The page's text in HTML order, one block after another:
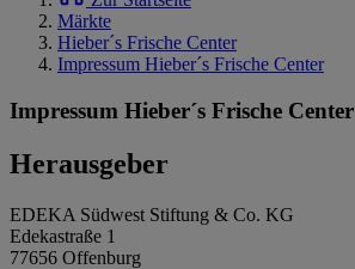
Märkte
Hieber´s Frische Center
Impressum Hieber´s Frische Center
Impressum Hieber´s Frische Center
Herausgeber
EDEKA Südwest Stiftung & Co. KG
Edekastraße 1
77656 Offenburg